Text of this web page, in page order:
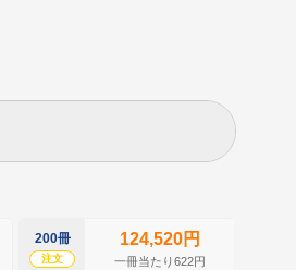
200冊
注文
124,520円
一冊当たり622円